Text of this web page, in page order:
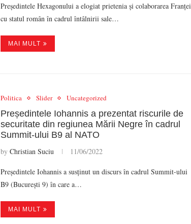
Președintele Hexagonului a elogiat prietenia și colaborarea Franței
cu statul român în cadrul întâlnirii sale…
MAI MULT
Politica Slider Uncategorized
Președintele Iohannis a prezentat riscurile de
securitate din regiunea Mării Negre în cadrul
Summit-ului B9 al NATO
by Christian Suciu 11/06/2022
Președintele Iohannis a susținut un discurs în cadrul Summit-ului
B9 (București 9) în care a…
MAI MULT